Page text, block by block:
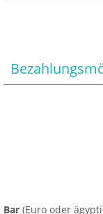
Bar (Euro oder